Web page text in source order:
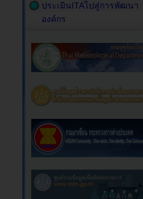
ประเมินITAไปสู่การพัฒนา
องค์กร